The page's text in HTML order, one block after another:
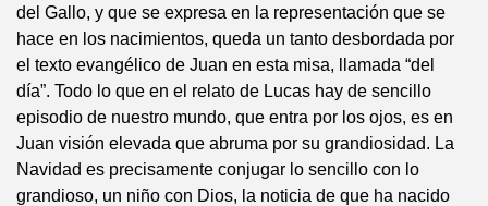
del Gallo, y que se expresa en la representación que se
hace en los nacimientos, queda un tanto desbordada por
el texto evangélico de Juan en esta misa, llamada “del
día”. Todo lo que en el relato de Lucas hay de sencillo
episodio de nuestro mundo, que entra por los ojos, es en
Juan visión elevada que abruma por su grandiosidad. La
Navidad es precisamente conjugar lo sencillo con lo
grandioso, un niño con Dios, la noticia de que ha nacido